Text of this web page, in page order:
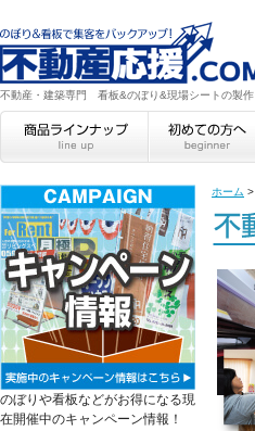
不動産・建築専門 看板&のぼり&現場シートの製作
ホーム >
のぼりや看板などがお得になる現
在開催中のキャンペーン情報！